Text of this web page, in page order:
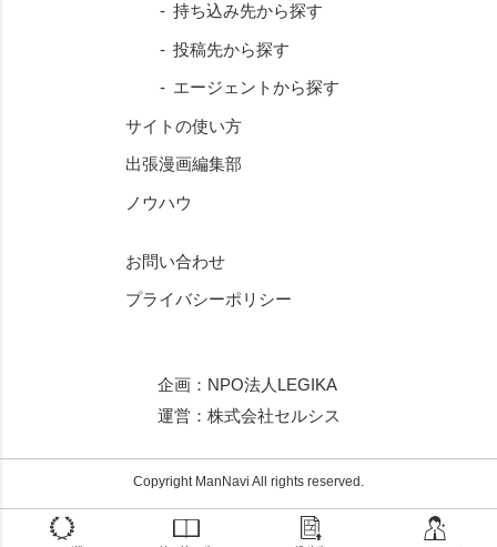
持ち込み先から探す
投稿先から探す
エージェントから探す
サイトの使い方
出張漫画編集部
ノウハウ
お問い合わせ
プライバシーポリシー
企画： NPO法人LEGIKA
運営： 株式会社セルシス
Copyright ManNavi All rights reserved.